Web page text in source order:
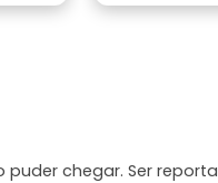
puder chegar. Ser